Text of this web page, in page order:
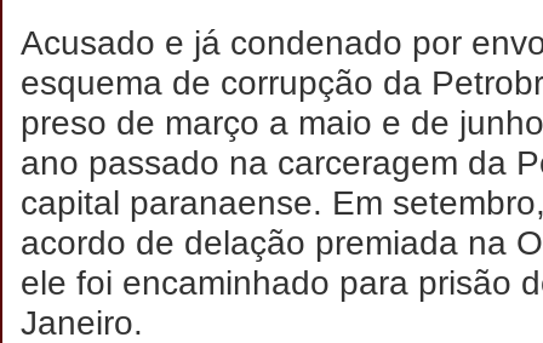
Acusado e já condenado por
esquema de corrupção da
preso de março a maio e de
ano passado na carceragem da
capital paranaense. Em
acordo de delação premiada na
ele foi encaminhado para prisão
Janeiro.